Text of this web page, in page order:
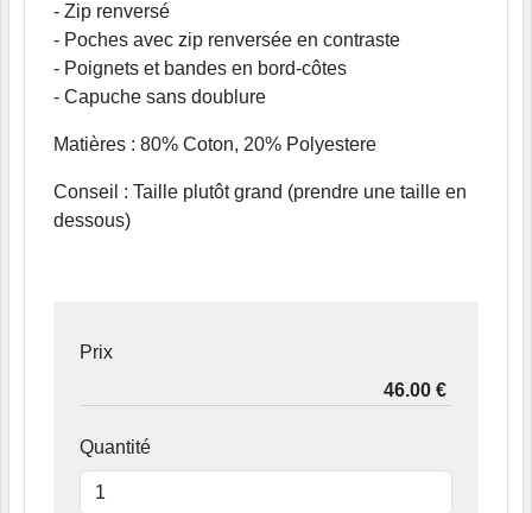
- Zip renversé
- Poches avec zip renversée en contraste
- Poignets et bandes en bord-côtes
- Capuche sans doublure
Matières : 80% Coton, 20% Polyestere
Conseil : Taille plutôt grand (prendre une taille en
dessous)
Prix
Quantité